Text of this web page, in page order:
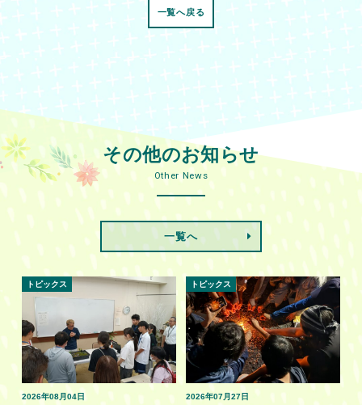
一覧へ戻る
その他のお知らせ
Other News
一覧へ
2026年08月04日
トピックス
2026年07月27日
トピックス